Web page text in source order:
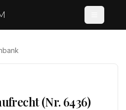
(Nr. 6436)